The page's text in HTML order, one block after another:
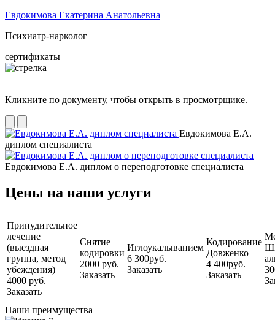
Евдокимова Екатерина Анатольевна
Психиатр-нарколог
сертификаты
Кликните по документу, чтобы открыть в просмотрщике.
Евдокимова Е.А.
диплом специалиста
Евдокимова Е.А. диплом о переподготовке специалиста
Цены на наши услуги
Принудительное
лечение
(выездная
группа, метод
убеждения)
4000 руб.
Заказать
Снятие
кодировки
2000 руб.
Заказать
Иглоукалыванием
6 300руб.
Заказать
Кодирование
Довженко
4 400руб.
Заказать
Наши преимущества